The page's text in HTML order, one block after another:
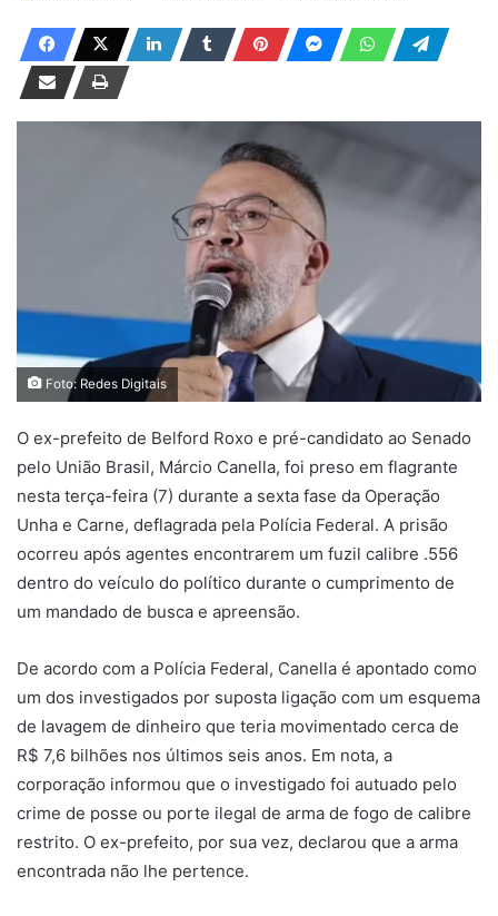
n
u
Foto: Redes Digitais
O ex-prefeito de Belford Roxo e pré-candidato ao Senado
pelo União Brasil, Márcio Canella, foi preso em flagrante
nesta terça-feira (7) durante a sexta fase da Operação
Unha e Carne, deflagrada pela Polícia Federal. A prisão
ocorreu após agentes encontrarem um fuzil calibre .556
dentro do veículo do político durante o cumprimento de
um mandado de busca e apreensão.
De acordo com a Polícia Federal, Canella é apontado como
um dos investigados por suposta ligação com um esquema
de lavagem de dinheiro que teria movimentado cerca de
R$ 7,6 bilhões nos últimos seis anos. Em nota, a
corporação informou que o investigado foi autuado pelo
crime de posse ou porte ilegal de arma de fogo de calibre
restrito. O ex-prefeito, por sua vez, declarou que a arma
encontrada não lhe pertence.